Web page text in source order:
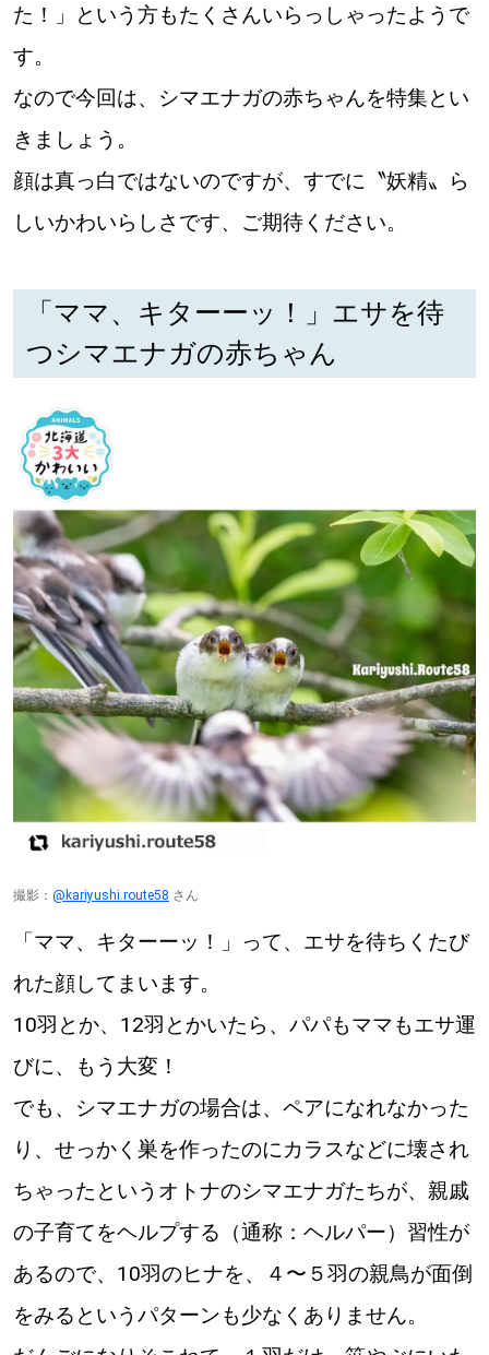
運営会社 広告掲載
閉じる
た！」という方もたくさんいらっしゃったようで
す。
なので今回は、シマエナガの赤ちゃんを特集とい
きましょう。
顔は真っ白ではないのですが、すでに〝妖精〟ら
しいかわいらしさです、ご期待ください。
「ママ、キターーッ！」エサを待
つシマエナガの赤ちゃん
撮影： @kariyushi.route58 さん
「ママ、キターーッ！」って、エサを待ちくたび
れた顔してまいます。
10羽とか、12羽とかいたら、パパもママもエサ運
びに、もう大変！
でも、シマエナガの場合は、ペアになれなかった
り、せっかく巣を作ったのにカラスなどに壊され
ちゃったというオトナのシマエナガたちが、親戚
の子育てをヘルプする（通称：ヘルパー）習性が
あるので、10羽のヒナを、４〜５羽の親鳥が面倒
をみるというパターンも少なくありません。